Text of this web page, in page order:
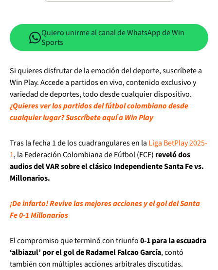
Quiero unirme al canal de WhatsApp de Win
Sports
Si quieres disfrutar de la emoción del deporte, suscríbete a
Win Play. Accede a partidos en vivo, contenido exclusivo y
variedad de deportes, todo desde cualquier dispositivo.
¿Quieres ver los partidos del fútbol colombiano desde
cualquier lugar? Suscríbete aquí a Win Play
Tras la fecha 1 de los cuadrangulares en la Liga BetPlay 2025-
1, la Federación Colombiana de Fútbol (FCF) reveló dos
audios del VAR sobre el clásico Independiente Santa Fe vs.
Millonarios.
¡De infarto! Revive las mejores acciones y el gol del Santa
Fe 0-1 Millonarios
El compromiso que terminó con triunfo0-1 para la escuadra
‘albiazul’ por el gol de Radamel Falcao García, contó
también con múltiples acciones arbitrales discutidas.